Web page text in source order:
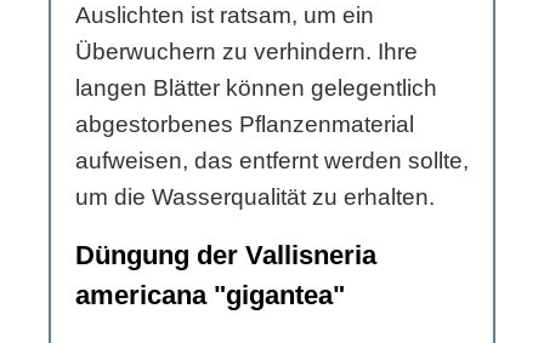
Auslichten ist ratsam, um ein
Überwuchern zu verhindern. Ihre
langen Blätter können gelegentlich
abgestorbenes Pflanzenmaterial
aufweisen, das entfernt werden sollte,
um die Wasserqualität zu erhalten.
Düngung der Vallisneria
americana "gigantea"